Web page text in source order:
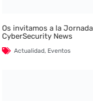
Os invitamos a la
CyberSecurity News
Actualidad, Eventos